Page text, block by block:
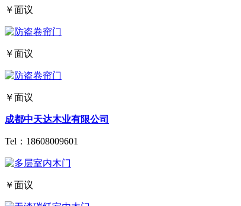
￥面议
￥面议
￥面议
成都中天达木业有限公司
Tel： 18608009601
￥面议